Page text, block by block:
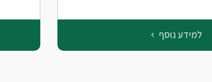
למידע נוסף